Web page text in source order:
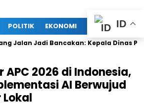
POLITIK EKONOMI MEGAPOLITAN
Jadi Bancakan: Kepala Dinas PUPR
APC 2026 di Indonesia,
AI Berwujud
Lokal
ID